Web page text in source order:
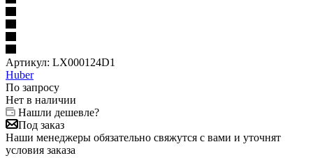
Артикул: LX000124D1
Huber
По запросу
Нет в наличии
Нашли дешевле?
Под заказ
Наши менеджеры обязательно свяжутся с вами и уточнят
условия заказа